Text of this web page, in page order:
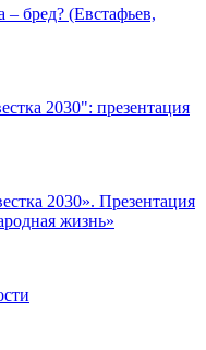
– бред? (Евстафьев,
2030": презентация
2030». Презентация
жизнь»